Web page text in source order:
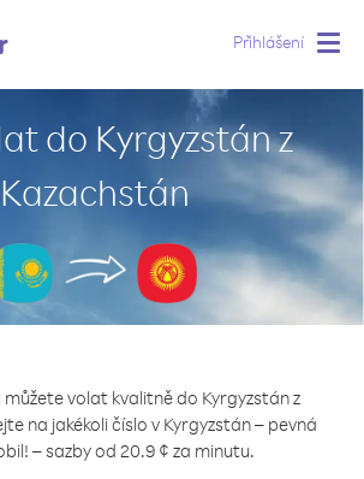
Přihlášení
do Kyrgyzstán z
Kazachstán
můžete volat kvalitně do Kyrgyzstán z
na jakékoli číslo v Kyrgyzstán – pevná
– sazby od 20.9 ¢ za minutu.